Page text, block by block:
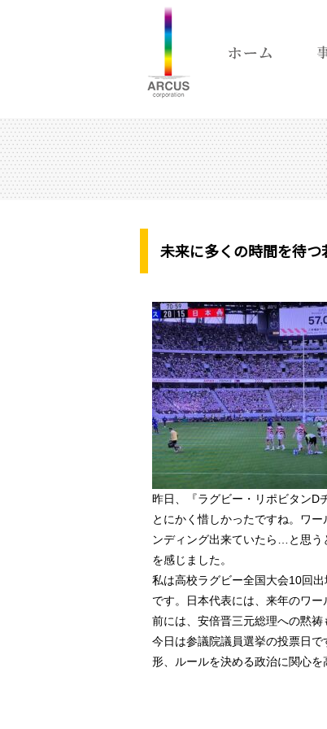
未来に多くの時間を待
昨日、『ラグビー・リポビタンD
とにかく惜しかったですね。ワ
ンディング出来ていたら…と思う
を感じました。
私は高校ラグビー全国大会10回
です。日本代表には、来年のワ
前には、安倍晋三元総理への黙祷
今日は参議院議員選挙の投票日
形、ルールを決める政治に関心を